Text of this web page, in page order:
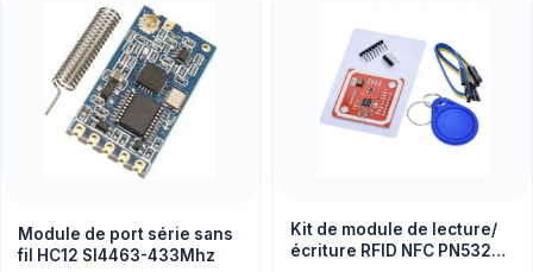
Module de port série sans
fil HC12 SI4463-433Mhz
Kit de module de lecture/
écriture RFID NFC PN532